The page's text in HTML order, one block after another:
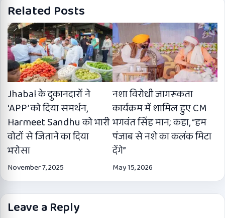
Related Posts
Jhabal के दुकानदारों ने
‘APP’ को दिया समर्थन,
Harmeet Sandhu को भारी
वोटों से जिताने का दिया
भरोसा
November 7, 2025
नशा विरोधी जागरूकता
कार्यक्रम में शामिल हुए CM
भगवंत सिंह मान; कहा, “हम
पंजाब से नशे का कलंक मिटा
देंगे”
May 15, 2026
Leave a Reply